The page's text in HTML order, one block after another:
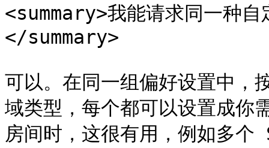
<summary>我能请求同一种
</summary>
可以。在同一组偏好设置中，
域类型，每个都可以设置成你
房间时，这很有用，例如多